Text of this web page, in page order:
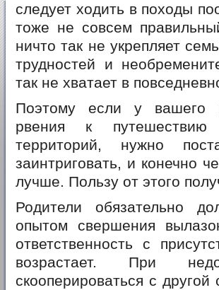
следует ходить в походы
тоже не совсем
ничто так не укрепляет
трудностей и
так не хватает в
Поэтому если у вашего
рвения к
территорий, нужно
заинтриговать, и конечно
лучше. Пользу от этого
Родители обязательно
опытом свершения
ответственность с
возрастает. При
скооперироваться с